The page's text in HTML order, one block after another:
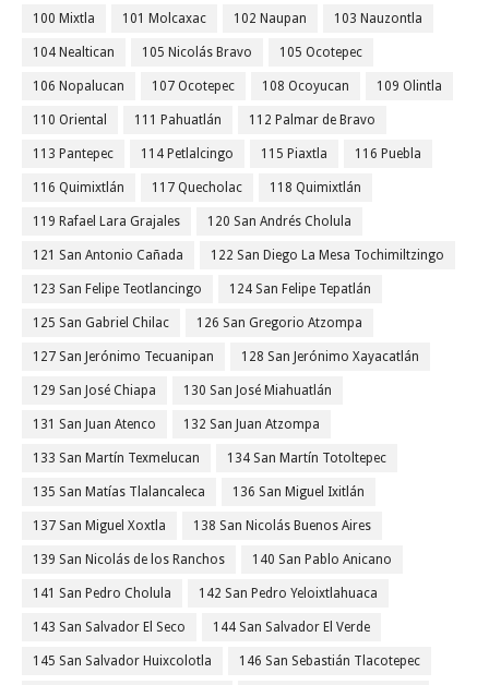
100 Mixtla 101 Molcaxac 102 Naupan 103 Nauzontla
104 Nealtican 105 Nicolás Bravo 105 Ocotepec
106 Nopalucan 107 Ocotepec 108 Ocoyucan 109 Olintla
110 Oriental 111 Pahuatlán 112 Palmar de Bravo
113 Pantepec 114 Petlalcingo 115 Piaxtla 116 Puebla
116 Quimixtlán 117 Quecholac 118 Quimixtlán
119 Rafael Lara Grajales 120 San Andrés Cholula
121 San Antonio Cañada 122 San Diego La Mesa Tochimiltzingo
123 San Felipe Teotlancingo 124 San Felipe Tepatlán
125 San Gabriel Chilac 126 San Gregorio Atzompa
127 San Jerónimo Tecuanipan 128 San Jerónimo Xayacatlán
129 San José Chiapa 130 San José Miahuatlán
131 San Juan Atenco 132 San Juan Atzompa
133 San Martín Texmelucan 134 San Martín Totoltepec
135 San Matías Tlalancaleca 136 San Miguel Ixitlán
137 San Miguel Xoxtla 138 San Nicolás Buenos Aires
139 San Nicolás de los Ranchos 140 San Pablo Anicano
141 San Pedro Cholula 142 San Pedro Yeloixtlahuaca
143 San Salvador El Seco 144 San Salvador El Verde
145 San Salvador Huixcolotla 146 San Sebastián Tlacotepec